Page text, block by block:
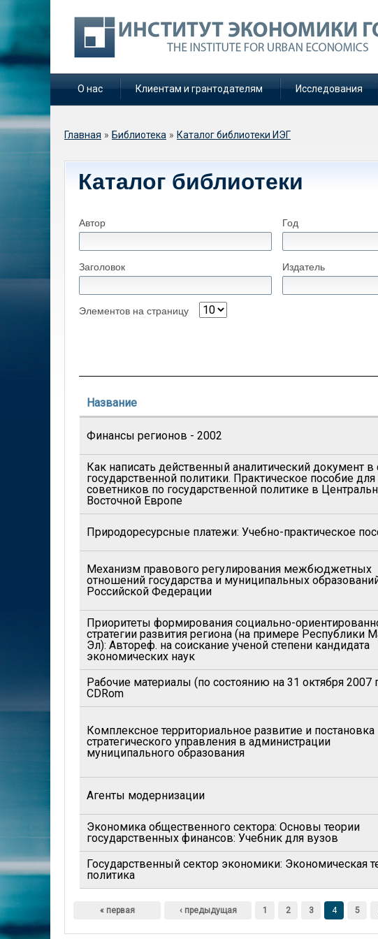
О нас Клиентам и грантодателям Исследования
Вы здесь
Главная » Библиотека » Каталог библиотеки ИЭГ
Каталог библиотеки
Автор Год
Заголовок Издатель
Элементов на страницу
Название
Финансы регионов - 2002
Как написать действенный аналитический документ
государственной политики. Практическое пособие для
советников по государственной политике в
Восточной Европе
Природоресурсные платежи: Учебно-практическое
Механизм правового регулирования межбюджетных
отношений государства и муниципальных
Российской Федерации
Приоритеты формирования социально-
стратегии развития региона (на примере Республики
Эл): Автореф. на соискание ученой степени кандидата
экономических наук
Рабочие материалы (по состоянию на 31 октября 2007
CDRom
Комплексное территориальное развитие и постановка
стратегического управления в администрации
муниципального образования
Агенты модернизации
Экономика общественного сектора: Основы теории
государственных финансов: Учебник для вузов
Государственный сектор экономики: Экономическая
политика
« первая ‹ предыдущая 1 2 3 4 5